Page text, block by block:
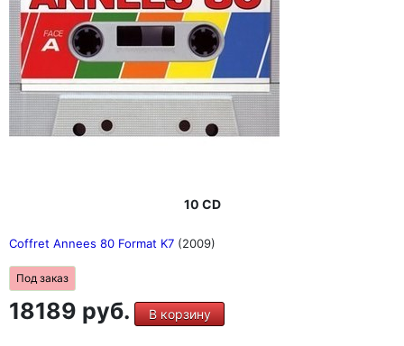
10 CD
Coffret Annees 80 Format K7 (2009)
Под заказ
18189 руб. В корзину